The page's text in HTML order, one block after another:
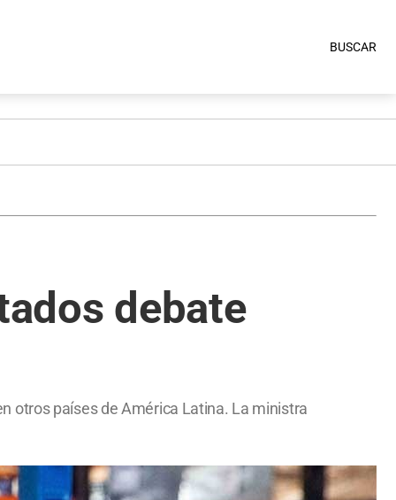
BUSCAR
debate
otros países de América Latina. La ministra